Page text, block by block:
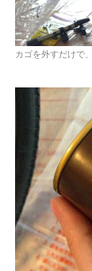
カゴを外すだけで